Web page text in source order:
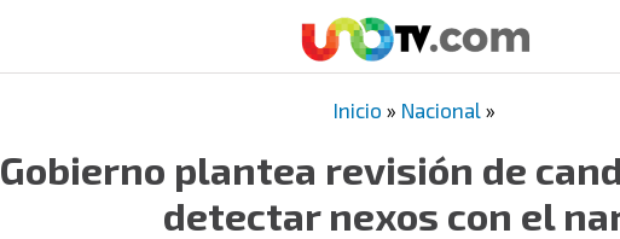
Inicio » Nacional »
Gobierno plantea revisión de
detectar nexos con el